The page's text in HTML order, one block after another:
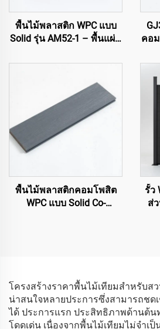
พื้นไม้พลาสติก WPC แบบ
Solid รุ่น AM52-1 – พื้นแผ่น
คอ
เลื
พื้นไม้พลาสติกคอมโพสิต
WPC แบบ Solid Co-
รั้ว
ส่
โครงสร้างราคาพื้นไม้เทียมสำหรับส
น่าสนใจหลายประการซึ่งสามารถชด
ได้ ประการแรก ประสิทธิภาพด้านต้น
โดดเด่น เนื่องจากพื้นไม้เทียมไม่จำเ